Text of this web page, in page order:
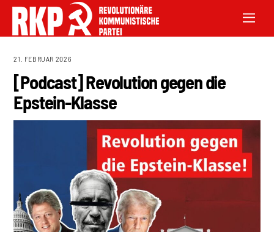
21. FEBRUAR 2026
[Podcast] Revolution gegen die
Epstein-Klasse